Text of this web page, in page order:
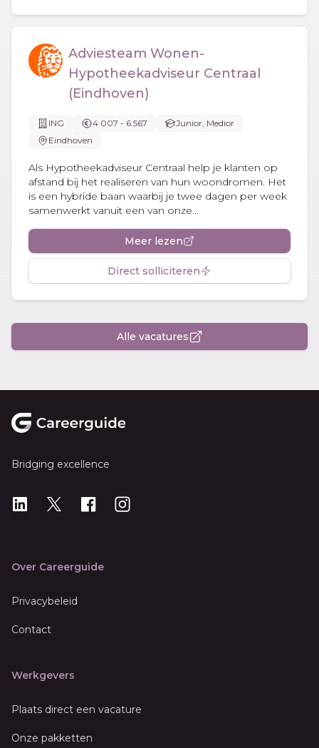
Adviesteam Wonen-
Hypotheekadviseur Centraal
(Eindhoven)
ING 4.007 - 6.567
Junior, Medior
Eindhoven
Als Hypotheekadviseur Centraal help je klanten op
afstand bij het realiseren van hun woondromen. Het
is een hybride baan waarbij je twee dagen per week
samenwerkt vanuit een van onze...
Meer lezen
Direct solliciteren
Alle vacatures
Bridging excellence
LinkedIn
X Instagram
Over Careerguide
Privacybeleid
Contact
Werkgevers
Plaats direct een vacature
Onze pakketten